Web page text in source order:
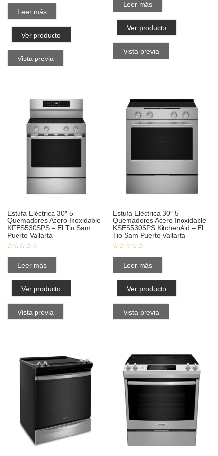
Leer más
Ver producto
Vista previa
Leer más
Ver producto
Vista previa
Estufa Eléctrica 30″ 5
Quemadores Acero Inoxidable
KFES530SPS – El Tio Sam
Puerto Vallarta
Leer más
Ver producto
Vista previa
Estufa Eléctrica 30″ 5
Quemadores Acero Inoxidable
KSES530SPS KitchenAid – El
Tio Sam Puerto Vallarta
Leer más
Ver producto
Vista previa